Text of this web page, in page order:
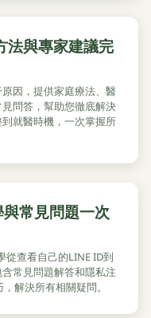
法與專家建議完
因，提供家庭療法、醫
問答，幫助您徹底解決
就醫時機，一次掌握所
常見問題一次
從查看自己的LINE ID到
常見問題解答和隱私注
解決所有相關疑問。